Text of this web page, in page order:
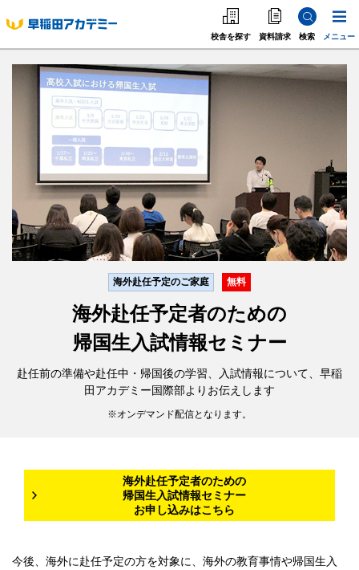
校舎を探す 資料請求 検索 メニュー
中学受験 高校受
中学受験
高校受験
大学受験
個別指導
海外·帰国·首都圏外
英語教室
海外赴任予定のご家庭
海外赴任予定者のための
帰国生入試情報セミナー
無料
赴任前の準備や赴任中・帰国後の学習、入試情報について、早稲
田アカデミー国際部よりお伝えします
オンデマンド配信となります。
海外赴任予定者のための
帰国生入試情報セミナー
お申し込みはこちら
今後、海外に赴任予定の方を対象に、海外の教育事情や帰国生入